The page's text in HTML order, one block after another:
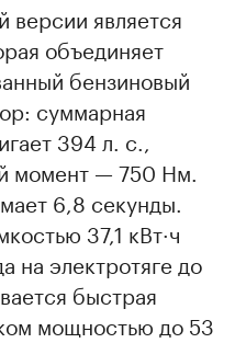
версии является
объединяет
бензиновый
суммарная
394 л. с.,
момент — 750 Нм.
6,8 секунды.
37,1 кВт·ч
на электротяге до
быстрая
мощностью до 53